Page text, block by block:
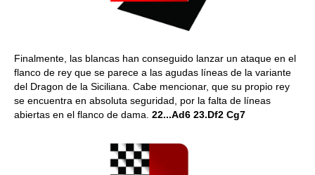
Finalmente, las blancas han conseguido lanzar un ataque en el
flanco de rey que se parece a las agudas líneas de la variante
del Dragon de la Siciliana. Cabe mencionar, que su propio rey
se encuentra en absoluta seguridad, por la falta de líneas
abiertas en el flanco de dama. 22...Ad6 23.Df2 Cg7